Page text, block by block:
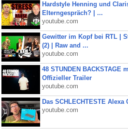
Hardstyle Henning und
Elterngespräch? | ...
youtube.com
Gewitter im Kopf bei RTL |
(2) | Raw and ...
youtube.com
48 STUNDEN BACKSTAGE
Offizieller Trailer
youtube.com
Das SCHLECHTESTE
youtube.com